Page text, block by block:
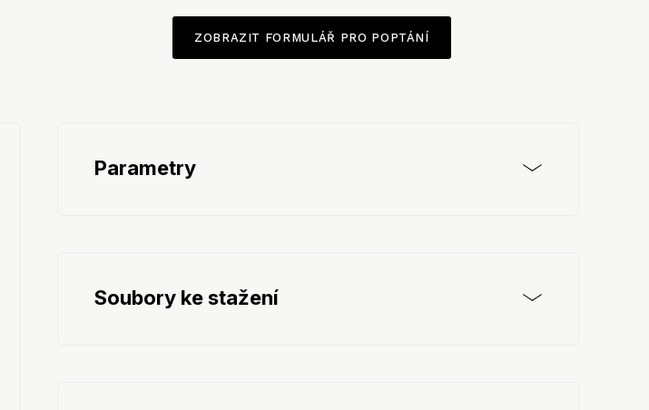
ZOBRAZIT FORMULÁŘ PRO POPTÁNÍ
Parametry
Soubory ke stažení